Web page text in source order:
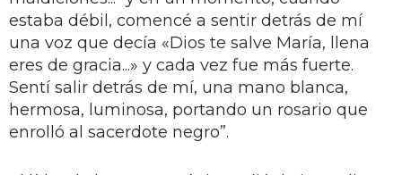
estaba débil, comencé a sentir detrás de mí
una voz que decía «Dios te salve María, llena
eres de gracia...» y cada vez fue más fuerte.
Sentí salir detrás de mí, una mano blanca,
hermosa, luminosa, portando un rosario que
enrolló al sacerdote negro”.